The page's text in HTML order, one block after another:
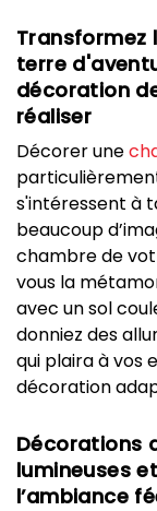
Transformez
terre
décoration
réaliser
Décorer une
s'intéressent à
beaucoup
chambre de
vous la
avec un sol
donniez des
qui plaira à vos
décoration
Décorations
lumineuses
l’ambiance